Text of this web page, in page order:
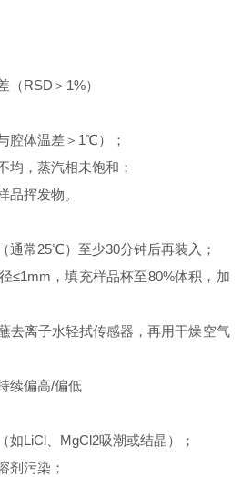
RSD＞1%）
体温差＞1℃）；
，蒸汽相未饱和；
挥发物。
常25℃）至少30分钟后再装入；
，填充样品杯至80%体积，加
离子水轻拭传感器，再用干燥空气
偏高/偏低
LiCl、MgCl2吸潮或结晶）；
污染；